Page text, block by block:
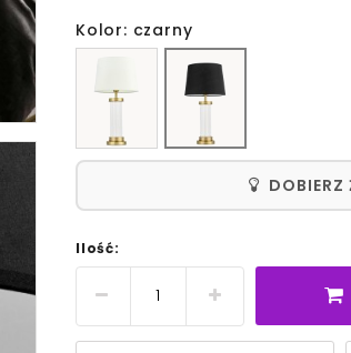
Kolor: czarny
DOBIERZ
Ilość: